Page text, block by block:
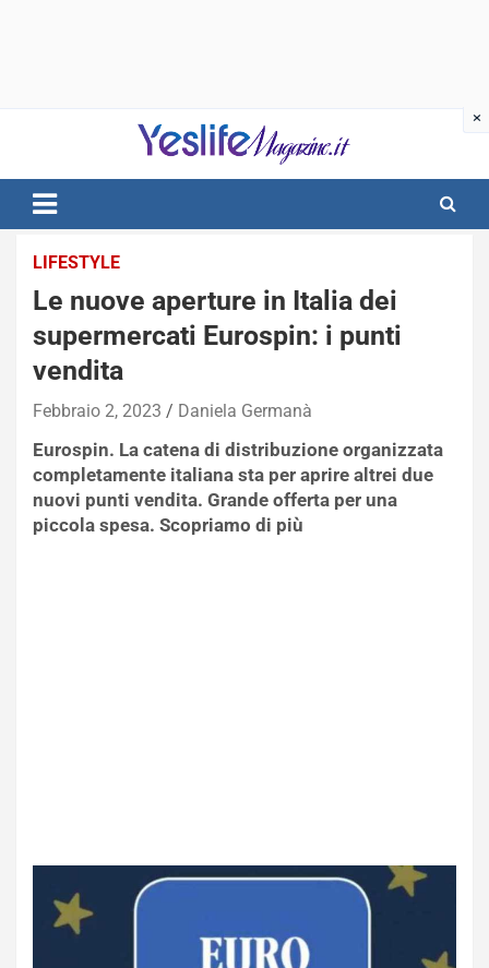
notizie di intrattenimento
LIFESTYLE
Le nuove aperture in Italia dei
supermercati Eurospin: i punti
vendita
Febbraio 2, 2023 Daniela Germanà
Eurospin. La catena di distribuzione organizzata
completamente italiana sta per aprire altrei due
nuovi punti vendita. Grande offerta per una
piccola spesa. Scopriamo di più